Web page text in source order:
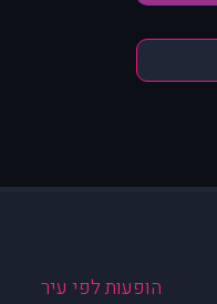
הופעות לפי עיר